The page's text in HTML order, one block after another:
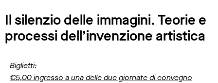
Il silenzio delle immagini. Teorie e
processi dell’invenzione artistica
Biglietti:
€5,00 ingresso a una delle due giornate di convegno